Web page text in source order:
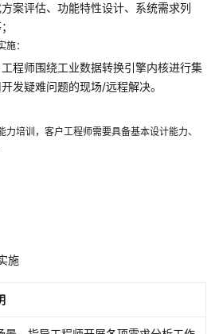
案评估、功能特性设计、系统需求列
：
程师围绕工业数据转换引擎内核进行集
发疑难问题的现场/远程解决。
培训，客户工程师需要具备基本设计能力、
施